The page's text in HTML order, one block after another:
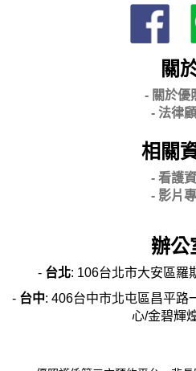
關
- 關於優
- 法律
相關
- 看護
- 影片
辦公
- 台北: 106台北市大安區羅
- 台中: 406台中市北屯區昌平路
心/金碧輝